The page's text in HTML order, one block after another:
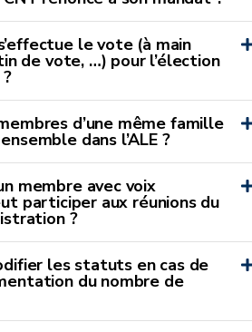
le vote (à main
de vote, …) pour l’élection
d’une même famille
dans l’ALE ?
membre avec voix
participer aux réunions du
?
les statuts en cas de
du nombre de